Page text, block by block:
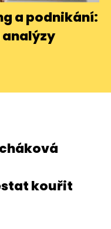
a podnikání:
analýzy
kouřit